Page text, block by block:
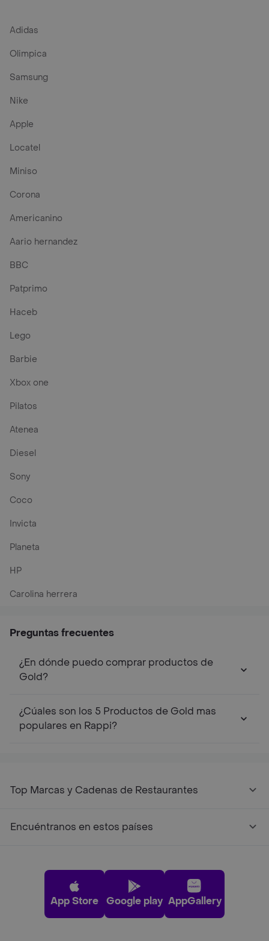
Adidas
Olimpica
Samsung
Nike
Apple
Locatel
Miniso
Corona
Americanino
Aario hernandez
BBC
Patprimo
Haceb
Lego
Barbie
Xbox one
Pilatos
Atenea
Diesel
Sony
Coco
Invicta
Planeta
HP
Carolina herrera
Preguntas frecuentes
¿En dónde puedo comprar productos de
Gold?
¿Cúales son los 5 Productos de Gold mas
populares en Rappi?
Top Marcas y Cadenas de Restaurantes
Encuéntranos en estos países
App Store Google play AppGallery